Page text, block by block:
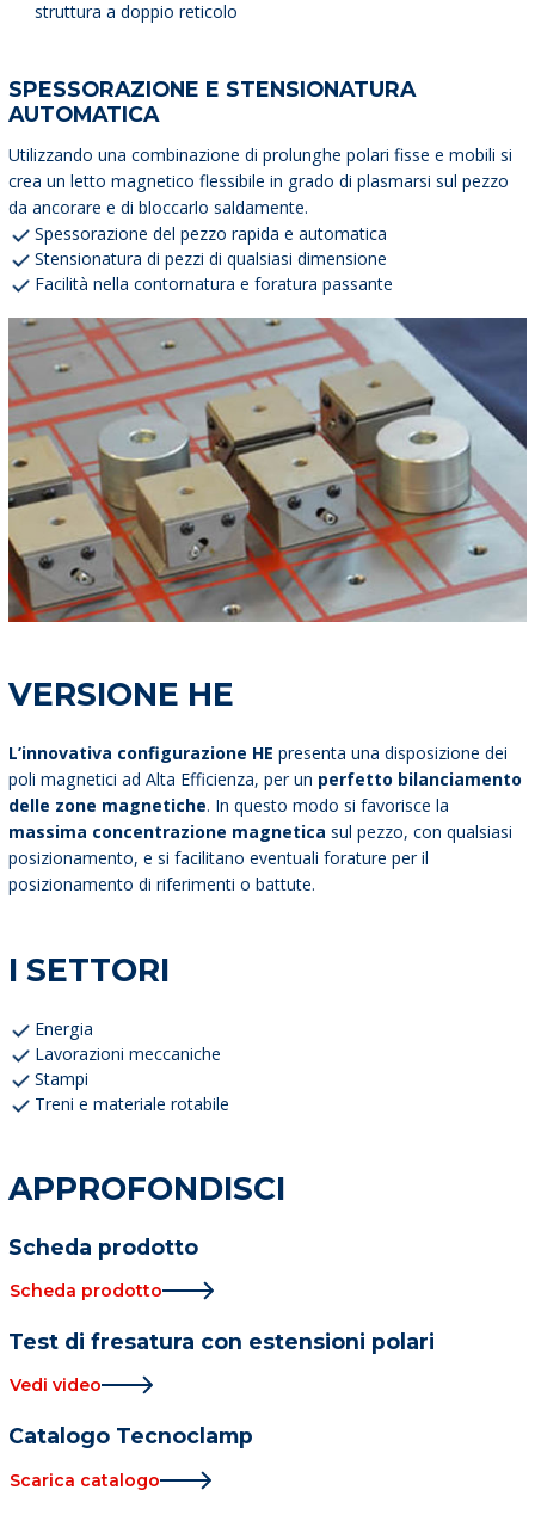
struttura a doppio reticolo
SPESSORAZIONE E STENSIONATURA
AUTOMATICA
Utilizzando una combinazione di prolunghe polari fisse e mobili si
crea un letto magnetico flessibile in grado di plasmarsi sul pezzo
da ancorare e di bloccarlo saldamente.
Spessorazione del pezzo rapida e automatica
Stensionatura di pezzi di qualsiasi dimensione
Facilità nella contornatura e foratura passante
VERSIONE HE
L’innovativa configurazione HE presenta una disposizione dei
poli magnetici ad Alta Efficienza, per un perfetto bilanciamento
delle zone magnetiche. In questo modo si favorisce la
massima concentrazione magnetica sul pezzo, con qualsiasi
posizionamento, e si facilitano eventuali forature per il
posizionamento di riferimenti o battute.
I SETTORI
Energia
Lavorazioni meccaniche
Stampi
Treni e materiale rotabile
APPROFONDISCI
Scheda prodotto
Scheda prodotto
Test di fresatura con estensioni polari
Vedi video
Catalogo Tecnoclamp
Scarica catalogo